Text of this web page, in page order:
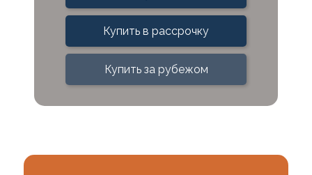
Купить в рассрочку
Купить за рубежом